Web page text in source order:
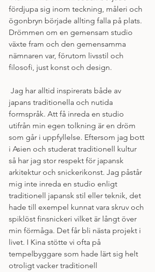
fördjupa sig inom teckning, måleri och
ögonbryn började allting falla på plats.
Drömmen om en gemensam studio
växte fram och den gemensamma
nämnaren var, förutom livsstil och
filosofi, just konst och design.
japans traditionella och nutida
formspråk. Att få inreda en studio
utifrån min egen tolkning är en dröm
som går i uppfyllelse. Eftersom jag bott
i Asien och studerat traditionell kultur
så har jag stor respekt för japansk
arkitektur och snickerikonst. Jag påstår
mig inte inreda en studio enligt
traditionell japansk stil eller teknik, det
hade till exempel kunnat vara skruv och
spiklöst finsnickeri vilket är långt över
min förmåga. Det får bli nästa projekt i
livet. I Kina stötte vi ofta på
tempelbyggare som hade lärt sig helt
otroligt vacker traditionell